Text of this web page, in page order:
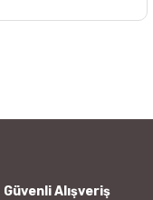
Güvenli Alışveriş